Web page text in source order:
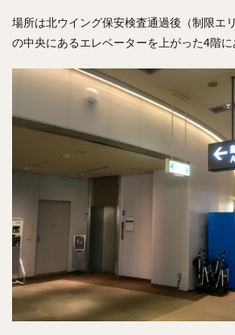
場所は北ウイング保安検査通過後（制限エ
の中央にあるエレベーターを上がった4階に